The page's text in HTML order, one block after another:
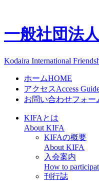
一般社団法人
Kodaira International
ホームHOME
アクセスAccess
お問い合わせフォー
KIFAとは
About KIFA
KIFAの概要
About KIFA
入会案内
How to
刊行誌